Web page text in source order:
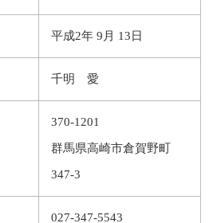
平成2年 9月 13日
千明 愛
370-1201
群馬県高崎市倉賀野町
347-3
027-347-5543